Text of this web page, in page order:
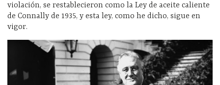
violación, se restablecieron como la Ley de aceite caliente
de Connally de 1935, y esta ley, como he dicho, sigue en
vigor.